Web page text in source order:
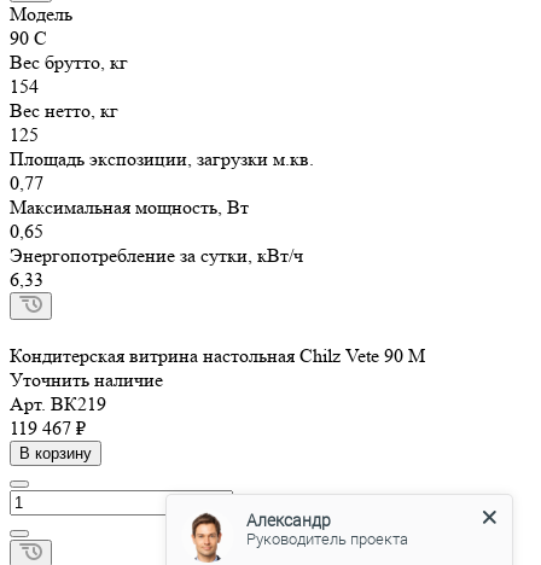
Модель
90 C
Вес брутто, кг
154
Вес нетто, кг
125
Площадь экспозиции, загрузки м.кв.
0,77
Максимальная мощность, Вт
0,65
Энергопотребление за сутки, кВт/ч
6,33
Кондитерская витрина настольная Chilz Vete 90 M
Уточнить наличие
Арт. ВК219
119 467 ₽
В корзину
Александр
Руководитель проекта